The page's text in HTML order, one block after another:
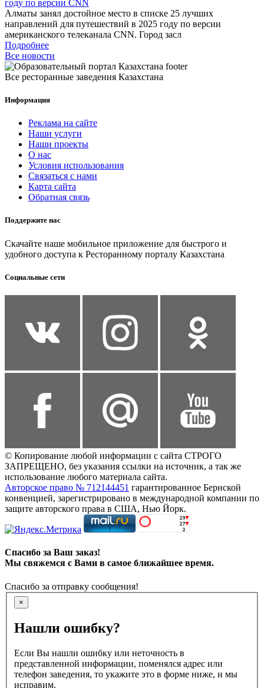
году по версии CNN
Алматы занял достойное место в списке 25 лучших
направлений для путешествий в 2025 году по версии
американского телеканала CNN. Город засл
Подробнее
Все новости
Все ресторанные заведения Казахстана
Информация
Реклама на сайте
Наши услуги
Наши проекты
О нас
Условия использования
Связаться с нами
Карта сайта
Обратная связь
Поддержите нас
Скачайте наше мобильное приложение для быстрого и
удобного доступа к Ресторанному порталу Казахстана
Социальные сети
© Копирование любой информации с сайта СТРОГО
ЗАПРЕЩЕНО, без указания ссылки на источник, а так же
использование любого материала сайта.
Авторское право № 712144451 гарантированное Бернской
конвенцией, зарегистрировано в международной компании по
защите авторского права в США, Нью Йорк.
Спасибо за Ваш заказ!
Мы свяжемся с Вами в самое ближайшее время.
Спасибо за отправку сообщения!
×
Нашли ошибку?
Если Вы нашли ошибку или неточность в
представленной информации, поменялся адрес или
телефон заведения, то укажите это в форме ниже, и мы
исправим.